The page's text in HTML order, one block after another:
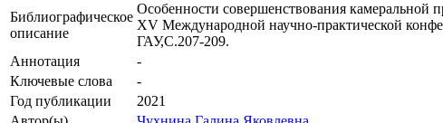
Библиографическое
описание
Особенности совершенствования
XV Международной научно-практической
ГАУ,С.207-209.
Аннотация
-
Ключевые cлова
-
Год публикации
2021